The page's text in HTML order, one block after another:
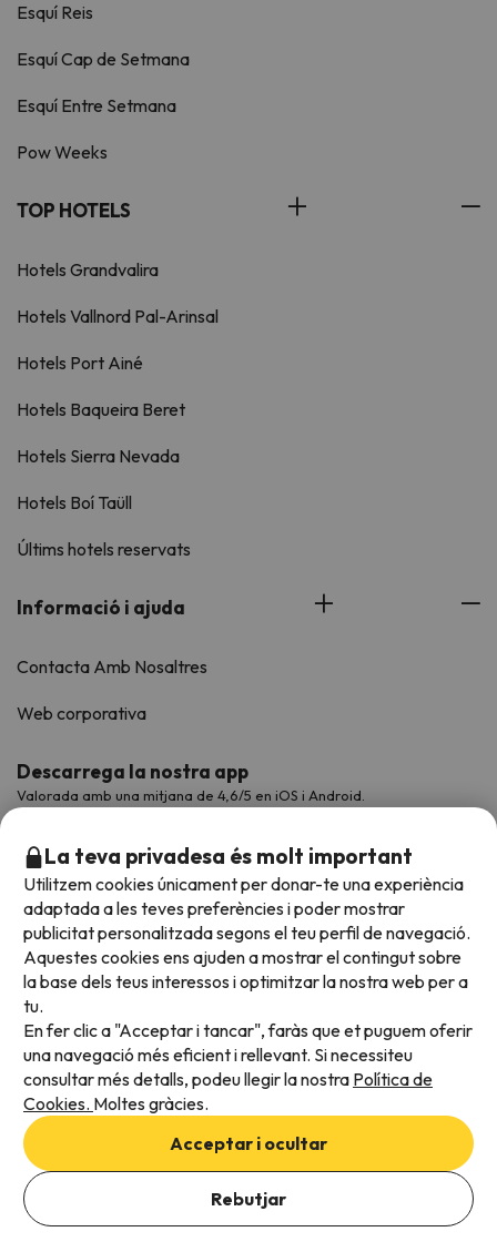
Afegeix les dates per comprovar la disponibilitat
Afegir dates
Esquí Reis
Esquí Cap de Setmana
Esquí Entre Setmana
Pow Weeks
TOP HOTELS
Hotels Grandvalira
Hotels Vallnord Pal-Arinsal
Hotels Port Ainé
Hotels Baqueira Beret
Hotels Sierra Nevada
Hotels Boí Taüll
Últims hotels reservats
Informació i ajuda
Contacta Amb Nosaltres
Web corporativa
Descarrega la nostra app
Valorada amb una mitjana de 4,6/5 en iOS i Android.
Acceptem
Condicions generals
Privadesa de dades
Política de cookies
La teva privadesa és molt important
Utilitzem cookies únicament per donar-te una experiència
adaptada a les teves preferències i poder mostrar
publicitat personalitzada segons el teu perfil de navegació.
Aquestes cookies ens ajuden a mostrar el contingut sobre
la base dels teus interessos i optimitzar la nostra web per a
tu.
En fer clic a "Acceptar i tancar", faràs que et puguem oferir
una navegació més eficient i rellevant. Si necessiteu
consultar més detalls, podeu llegir la nostra Política de
Cookies. Moltes gràcies.
Acceptar i ocultar
Rebutjar